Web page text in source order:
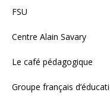
FSU
Centre Alain Savary
Le café pédagogique
Groupe français